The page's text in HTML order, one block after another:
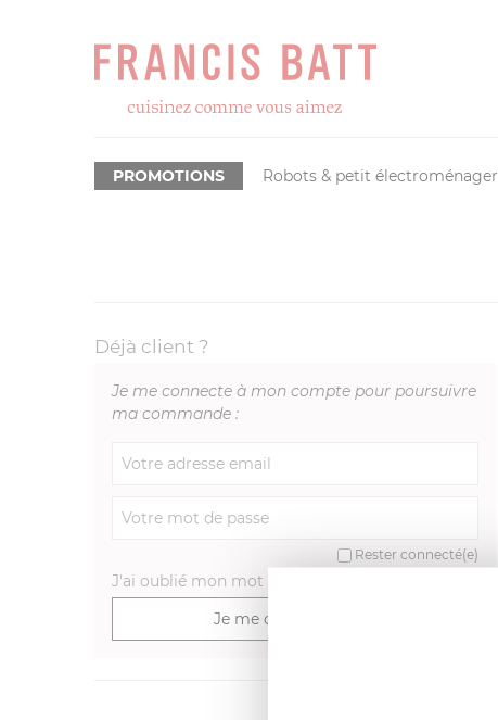
Robots & petit électroménager
PROMOTIONS
Déjà client ?
Je me connecte à mon compte pour poursuivre
ma commande :
Rester connecté(e)
J'ai oublié mon mot de passe
Je me connecte